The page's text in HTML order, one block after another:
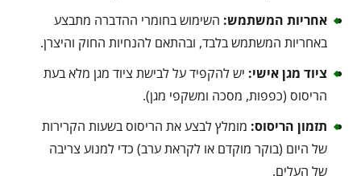
אחריות המשתמש: השימוש בחומרי ההדברה מתבצע
באחריות המשתמש בלבד, ובהתאם להנחיות החוק והיצרן.
ציוד מגן אישי: יש להקפיד על לבישת ציוד מגן מלא בעת
הריסוס (כפפות, מסכה ומשקפי מגן).
תזמון הריסוס: מומלץ לבצע את הריסוס בשעות הקרירות
של היום (בוקר מוקדם או לקראת ערב) כדי למנוע צריבה
של העלים.